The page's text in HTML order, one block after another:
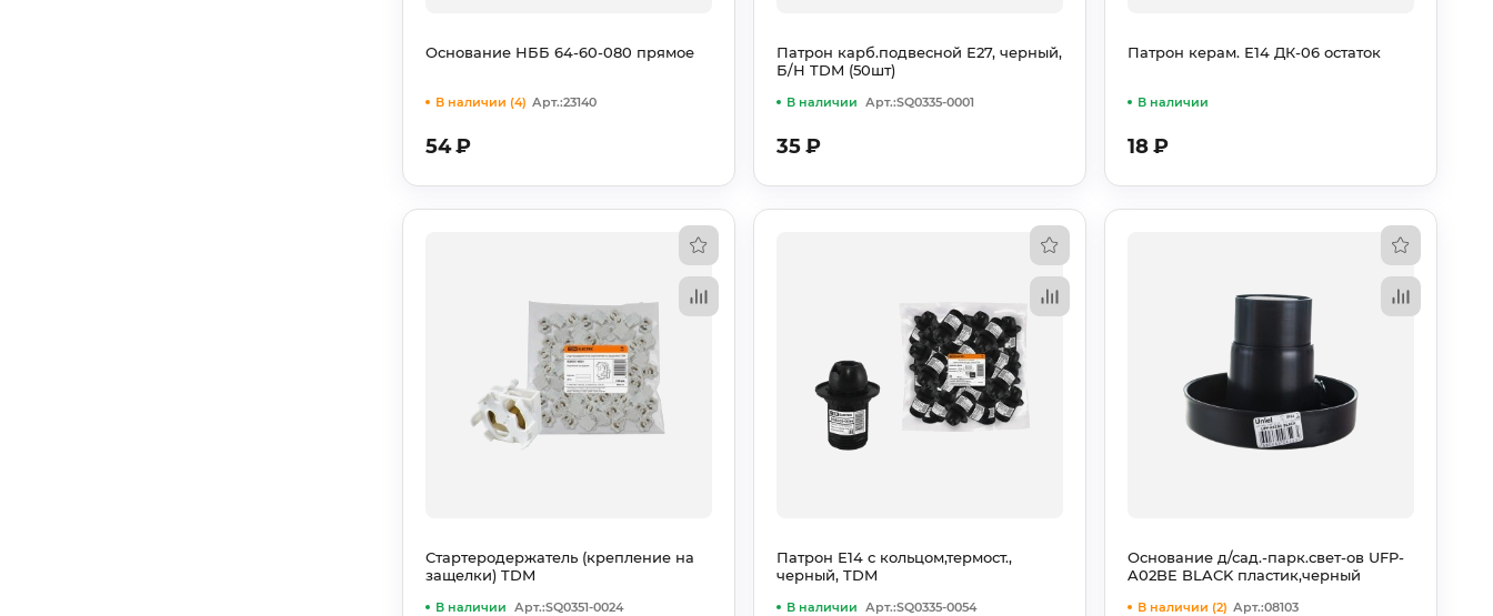
Арт.:23140
В наличии (4)
Основание НББ 64-60-080 прямое
54₽
Арт.:SQ0335-0001
В наличии
Патрон карб.подвесной Е27, черный,
Б/Н TDM (50шт)
35₽
В наличии
Патрон керам. Е14 ДК-06 остаток
18₽
Арт.:SQ0351-0024
В наличии
Стартеродержатель (крепление на
защелки) TDM
Арт.:SQ0335-0054
В наличии
Патрон Е14 с кольцом,термост.,
черный, TDM
Арт.:08103
В наличии (2)
Основание д/сад.-парк.свет-ов UFP-
A02BE BLACK пластик,черный